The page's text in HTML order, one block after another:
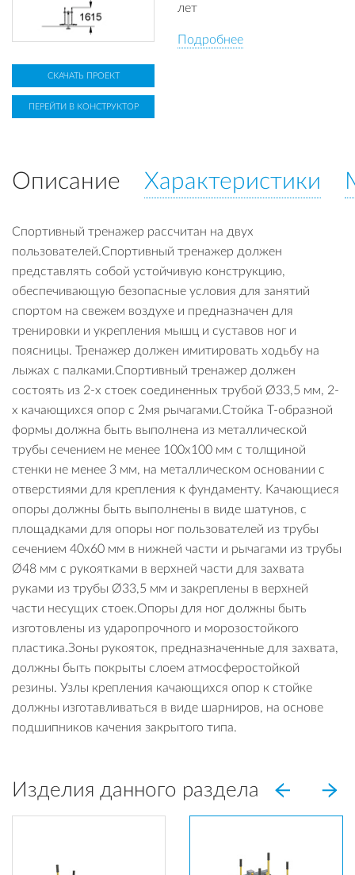
лет
Подробнее
СКАЧАТЬ ПРОЕКТ
ПЕРЕЙТИ В КОНСТРУКТОР
Описание Характеристики
Спортивный тренажер рассчитан на двух
пользователей.Спортивный тренажер должен
представлять собой устойчивую конструкцию,
обеспечивающую безопасные условия для занятий
спортом на свежем воздухе и предназначен для
тренировки и укрепления мышц и суставов ног и
поясницы. Тренажер должен имитировать ходьбу на
лыжах с палками.Спортивный тренажер должен
состоять из 2-х стоек соединенных трубой Ø33,5 мм, 2-
х качающихся опор с 2мя рычагами.Стойка Т-образной
формы должна быть выполнена из металлической
трубы сечением не менее 100х100 мм с толщиной
стенки не менее 3 мм, на металлическом основании с
отверстиями для крепления к фундаменту. Качающиеся
опоры должны быть выполнены в виде шатунов, с
площадками для опоры ног пользователей из трубы
сечением 40х60 мм в нижней части и рычагами из трубы
Ø48 мм с рукоятками в верхней части для захвата
руками из трубы Ø33,5 мм и закреплены в верхней
части несущих стоек.Опоры для ног должны быть
изготовлены из ударопрочного и морозостойкого
пластика.Зоны рукояток, предназначенные для захвата,
должны быть покрыты слоем атмосферостойкой
резины. Узлы крепления качающихся опор к стойке
должны изготавливаться в виде шарниров, на основе
подшипников качения закрытого типа.
Изделия данного раздела